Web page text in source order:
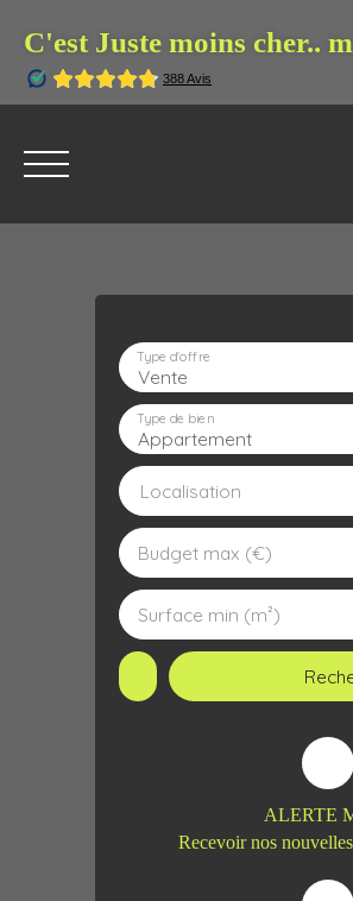
C'est Juste moins cher..
ACCUEIL
Vente
Type d'offre
Appartement
Type de bien
Localisation
Budget max (€)
Surface min (m²)
ALERTE
Recevoir nos